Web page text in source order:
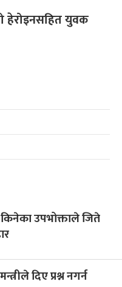
हेरोइनसहित युवक
उपभोक्ताले जिते
दिए प्रश्न नगर्न